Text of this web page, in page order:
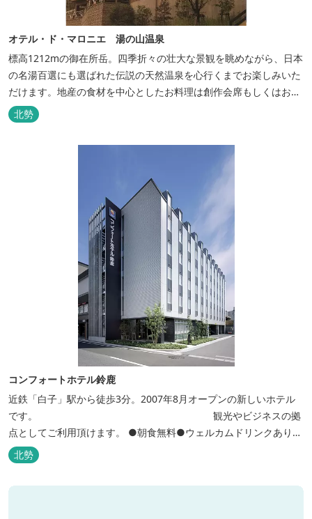
オテル・ド・マロニエ 湯の山温泉
標高1212mの御在所岳。四季折々の壮大な景観を眺めながら、日本
の名湯百選にも選ばれた伝説の天然温泉を心行くまでお楽しみいた
だけます。地産の食材を中心としたお料理は創作会席もしくはお箸
でもお楽しみいただける本格フレンチをお選びいただけ、会席・フ
レンチコースとも同じテーブルにてご賞味いただけます。また館内
やお食事は浴衣姿でお楽しみいただけます。ゆったり、気軽に安心
北勢
コンフォートホテル鈴鹿
近鉄「白子」駅から徒歩3分。2007年8月オープンの新しいホテル
です。 観光やビジネスの拠
点としてご利用頂けます。 ●朝食無料●ウェルカムドリンクあり●
全館無線ＬＡＮ対応● ●バリアフリー対応のユニバーサルルームあ
り●
北勢